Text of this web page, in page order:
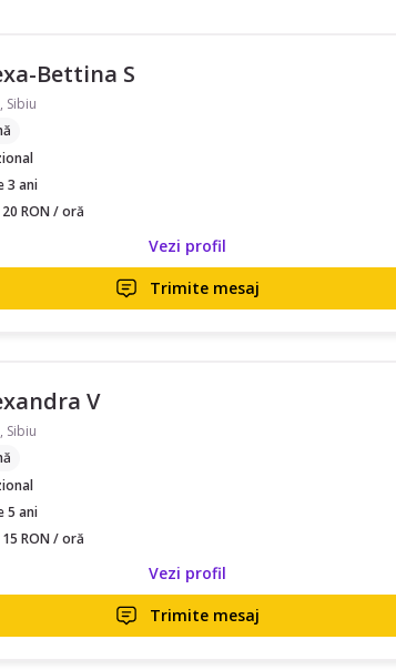
Bettina S
Sibiu
3 ani
RON / oră
Vezi profil
Trimite mesaj
V
Sibiu
5 ani
RON / oră
Vezi profil
Trimite mesaj